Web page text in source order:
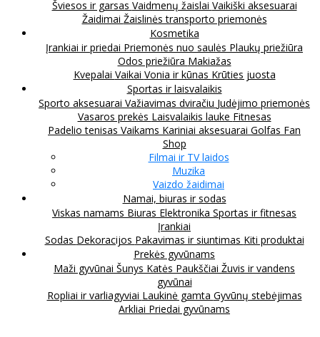
Šviesos ir garsas Vaidmenų žaislai Vaikiški aksesuarai
Žaidimai Žaislinės transporto priemonės
Kosmetika
Įrankiai ir priedai Priemonės nuo saulės Plaukų priežiūra
Odos priežiūra Makiažas
Kvepalai Vaikai Vonia ir kūnas Krūties juosta
Sportas ir laisvalaikis
Sporto aksesuarai Važiavimas dviračiu Judėjimo priemonės
Vasaros prekės Laisvalaikis lauke Fitnesas
Padelio tenisas Vaikams Kariniai aksesuarai Golfas Fan
Shop
Filmai ir TV laidos
Muzika
Vaizdo žaidimai
Namai, biuras ir sodas
Viskas namams Biuras Elektronika Sportas ir fitnesas
Įrankiai
Sodas Dekoracijos Pakavimas ir siuntimas Kiti produktai
Prekės gyvūnams
Maži gyvūnai Šunys Katės Paukščiai Žuvis ir vandens
gyvūnai
Ropliai ir varliagyviai Laukinė gamta Gyvūnų stebėjimas
Arkliai Priedai gyvūnams